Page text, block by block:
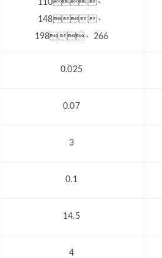
110、
148、
198、266
0.025
0.07
3
0.1
14.5
4